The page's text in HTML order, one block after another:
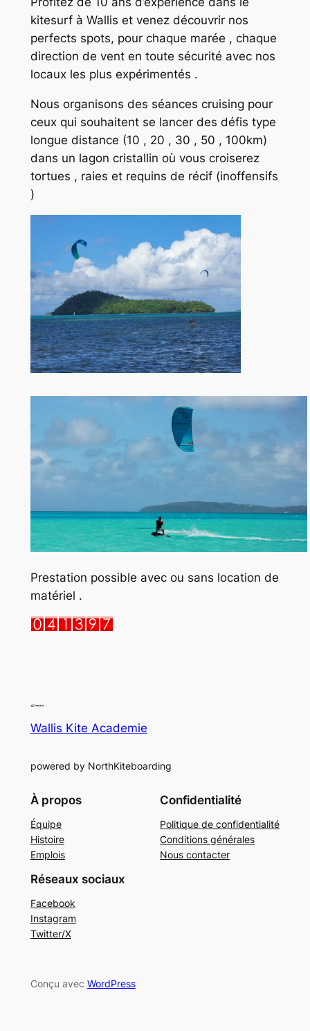
kitesurf à Wallis et venez découvrir nos
perfects spots, pour chaque marée , chaque
direction de vent en toute sécurité avec nos
locaux les plus expérimentés .
Nous organisons des séances cruising pour
ceux qui souhaitent se lancer des défis type
longue distance (10 , 20 , 30 , 50 , 100km)
dans un lagon cristallin où vous croiserez
tortues , raies et requins de récif (inoffensifs
)
Prestation possible avec ou sans location de
matériel .
Wallis Kite Academie
powered by NorthKiteboarding
À propos
Équipe
Histoire
Emplois
Confidentialité
Politique de confidentialité
Conditions générales
Nous contacter
Réseaux sociaux
Facebook
Instagram
Twitter/X
Conçu avec WordPress